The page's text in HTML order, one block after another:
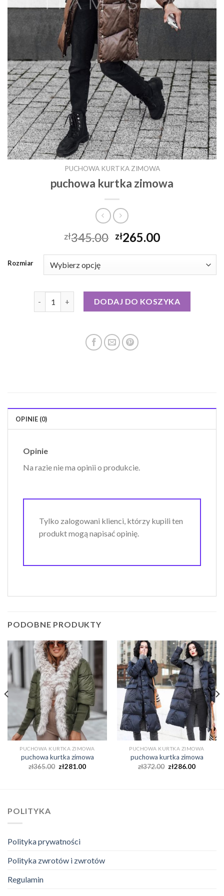
PUCHOWA KURTKA ZIMOWA
puchowa kurtka zimowa
zł345.00 zł265.00
Rozmiar
ilość puchowa kurtka zimowaDODAJ DO KOSZYKA
OPINIE (0)
Opinie
Na razie nie ma opinii o produkcie.
Tylko zalogowani klienci, którzy kupili ten
produkt mogą napisać opinię.
PODOBNE PRODUKTY
PUCHOWA KURTKA ZIMOWA
puchowa kurtka zimowa
zł365.00 zł281.00
PUCHOWA KURTKA ZIMOWA
puchowa kurtka zimowa
zł372.00 zł286.00
POLITYKA
Polityka prywatności
Polityka zwrotów i zwrotów
Regulamin